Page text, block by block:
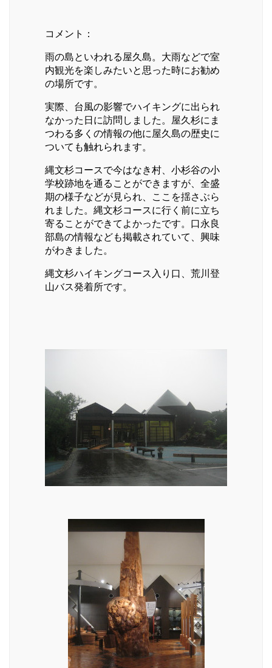
コメント：
雨の島といわれる屋久島。大雨などで室
内観光を楽しみたいと思った時にお勧め
の場所です。
実際、台風の影響でハイキングに出られ
なかった日に訪問しました。屋久杉にま
つわる多くの情報の他に屋久島の歴史に
ついても触れられます。
縄文杉コースで今はなき村、小杉谷の小
学校跡地を通ることができますが、全盛
期の様子などが見られ、ここを揺さぶら
れました。縄文杉コースに行く前に立ち
寄ることができてよかったです。口永良
部島の情報なども掲載されていて、興味
がわきました。
縄文杉ハイキングコース入り口、荒川登
山バス発着所です。